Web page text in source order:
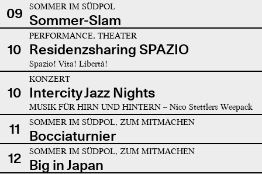
09
SOMMER IM SÜDPOL
Sommer-Slam
10
PERFORMANCE, THEATER
Residenzsharing SPAZIO
Spazio! Vita! Libertà!
10
KONZERT
Intercity Jazz Nights
MUSIK FÜR HIRN UND HINTERN – Nico Stettlers Weepack
11 SOMMER IM SÜDPOL, ZUM MITMACHEN
Bocciaturnier
12
SOMMER IM SÜDPOL, ZUM MITMACHEN
Big in Japan